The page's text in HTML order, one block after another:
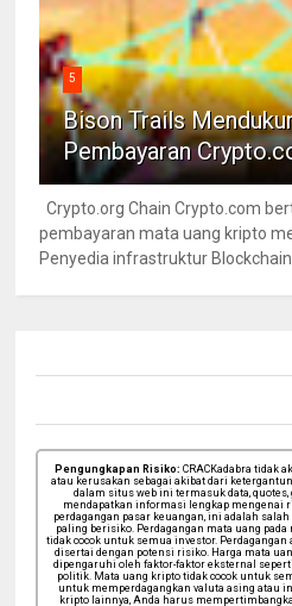
5
Bison Trails
Pembayaran
Crypto.org Chain Crypto.com
pembayaran mata uang kripto
Penyedia infrastruktur Blockchain
Pengungkapan Risiko: CRACKadabra tidak
atau kerusakan sebagai akibat dari
dalam situs web ini termasuk data,
mendapatkan informasi lengkap mengenai
perdagangan pasar keuangan, ini adalah
paling berisiko. Perdagangan mata uang
tidak cocok untuk semua investor.
disertai dengan potensi risiko. Harga mata
dipengaruhi oleh faktor-faktor eksternal
politik. Mata uang kripto tidak cocok untuk
untuk memperdagangkan valuta asing atau
kripto lainnya, Anda harus